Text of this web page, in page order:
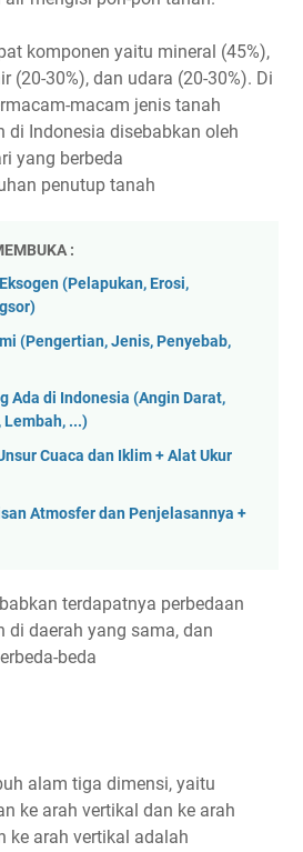
komponen yaitu mineral (45%),
(20-30%), dan udara (20-30%). Di
macam jenis tanah
di Indonesia disebabkan oleh
yang berbeda
penutup tanah
:
(Pelapukan, Erosi,
(Pengertian, Jenis, Penyebab,
Ada di Indonesia (Angin Darat,
Lembah, ...)
Cuaca dan Iklim + Alat Ukur
Atmosfer dan Penjelasannya +
terdapatnya perbedaan
daerah yang sama, dan
beda
alam tiga dimensi, yaitu
ke arah vertikal dan ke arah
ke arah vertikal adalah